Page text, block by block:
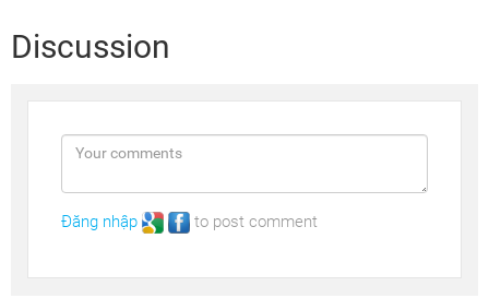
Discussion
Đăng nhập to post comment